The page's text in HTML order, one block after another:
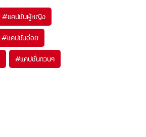
#แคปชั่นผู้หญิง
#แคปชั่นอ่อย
#แคปชั่นกวนๆ